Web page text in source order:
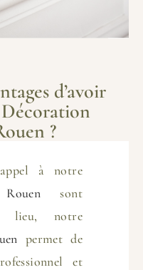
d’avoir
?
à notre
sont
lieu, notre
permet de
et